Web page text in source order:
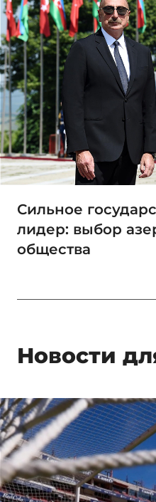
Сильное
лидер: выбор
общества
Новости